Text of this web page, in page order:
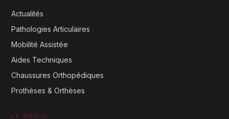
Actualités
Pathologies Articulaires
Mobilité Assistée
Aides Techniques
Chaussures Orthopédiques
Prothèses & Orthèses
LE MÉDIA